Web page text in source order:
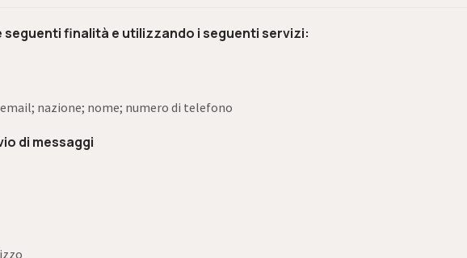
finalità e utilizzando i seguenti servizi:
nazione; nome; numero di telefono
di messaggi